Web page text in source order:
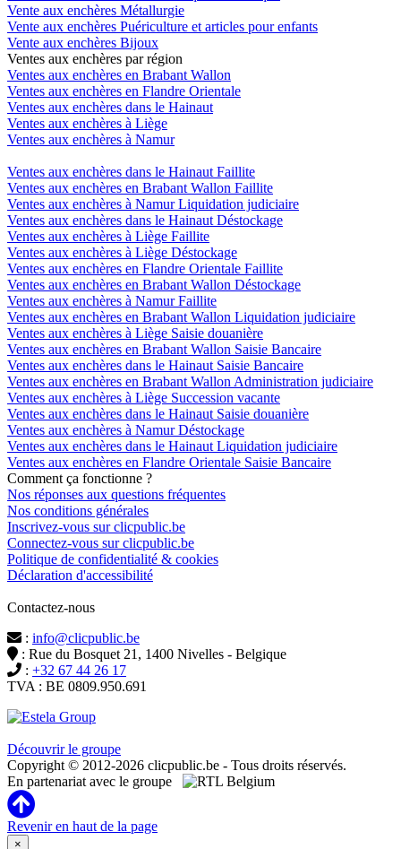
Vente aux enchères Métallurgie
Vente aux enchères Puériculture et articles pour enfants
Vente aux enchères Bijoux
Ventes aux enchères par région
Ventes aux enchères en Brabant Wallon
Ventes aux enchères en Flandre Orientale
Ventes aux enchères dans le Hainaut
Ventes aux enchères à Liège
Ventes aux enchères à Namur
Ventes aux enchères dans le Hainaut Faillite
Ventes aux enchères en Brabant Wallon Faillite
Ventes aux enchères à Namur Liquidation judiciaire
Ventes aux enchères dans le Hainaut Déstockage
Ventes aux enchères à Liège Faillite
Ventes aux enchères à Liège Déstockage
Ventes aux enchères en Flandre Orientale Faillite
Ventes aux enchères en Brabant Wallon Déstockage
Ventes aux enchères à Namur Faillite
Ventes aux enchères en Brabant Wallon Liquidation judiciaire
Ventes aux enchères à Liège Saisie douanière
Ventes aux enchères en Brabant Wallon Saisie Bancaire
Ventes aux enchères dans le Hainaut Saisie Bancaire
Ventes aux enchères en Brabant Wallon Administration judiciaire
Ventes aux enchères à Liège Succession vacante
Ventes aux enchères dans le Hainaut Saisie douanière
Ventes aux enchères à Namur Déstockage
Ventes aux enchères dans le Hainaut Liquidation judiciaire
Ventes aux enchères en Flandre Orientale Saisie Bancaire
Comment ça fonctionne ?
Nos réponses aux questions fréquentes
Nos conditions générales
Inscrivez-vous sur clicpublic.be
Connectez-vous sur clicpublic.be
Politique de confidentialité & cookies
Déclaration d'accessibilité
Contactez-nous
: info@clicpublic.be
: Rue du Bosquet 21, 1400 Nivelles - Belgique
: +32 67 44 26 17
TVA : BE 0809.950.691
Découvrir le groupe
Copyright © 2012-2026 clicpublic.be - Tous droits réservés.
En partenariat avec le groupe
Revenir en haut de la page
×